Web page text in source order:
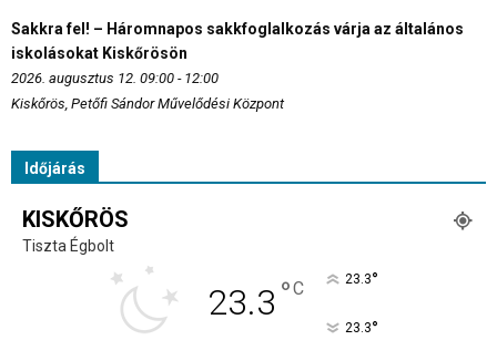
Sakkra fel! – Háromnapos sakkfoglalkozás várja az általános
iskolásokat Kiskőrösön
2026. augusztus 12. 09:00 - 12:00
Kiskőrös, Petőfi Sándor Művelődési Központ
Időjárás
KISKŐRÖS
Tiszta Égbolt
23.3 °C 23.3°
23.3°